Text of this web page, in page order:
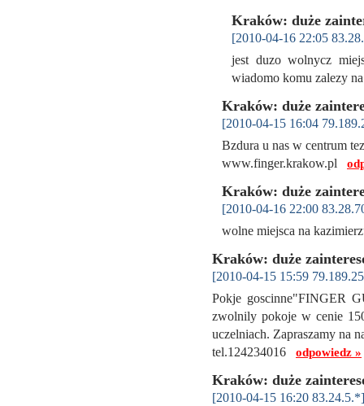
Kraków: duże
[2010-04-16 22:05
jest duzo wolnycz
wiadomo komu zalezy
Kraków: duże
[2010-04-15 16:04
Bzdura u nas w centrum
www.finger.krakow.pl
Kraków: duże
[2010-04-16 22:00
wolne miejsca na
Kraków: duże
[2010-04-15 15:59
Pokje goscinne"FINGER
zwolnily pokoje w cenie
uczelniach. Zapraszamy na
tel.124234016 odpowiedz »
Kraków: duże
[2010-04-15 16:20 83.24.5.*]